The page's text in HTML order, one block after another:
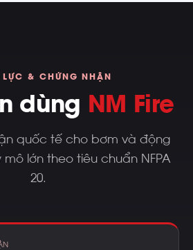
LỰC & CHỨNG NHẬN
dùng NM Fire
quốc tế cho bơm và động
lớn theo tiêu chuẩn NFPA
20.